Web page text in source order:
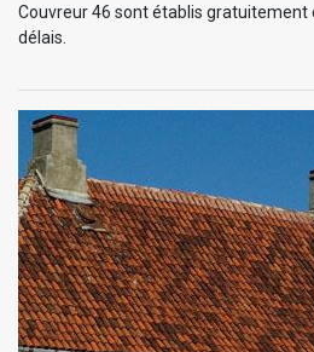
Couvreur 46 sont établis gratuitement
délais.